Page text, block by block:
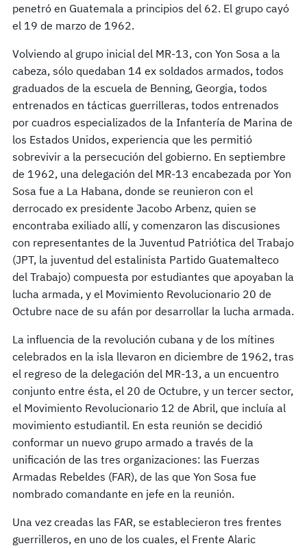
penetró en Guatemala a principios del 62. El grupo cayó
el 19 de marzo de 1962.
Volviendo al grupo inicial del MR-13, con Yon Sosa a la
cabeza, sólo quedaban 14 ex soldados armados, todos
graduados de la escuela de Benning, Georgia, todos
entrenados en tácticas guerrilleras, todos entrenados
por cuadros especializados de la Infantería de Marina de
los Estados Unidos, experiencia que les permitió
sobrevivir a la persecución del gobierno. En septiembre
de 1962, una delegación del MR-13 encabezada por Yon
Sosa fue a La Habana, donde se reunieron con el
derrocado ex presidente Jacobo Arbenz, quien se
encontraba exiliado allí, y comenzaron las discusiones
con representantes de la Juventud Patriótica del Trabajo
(JPT, la juventud del estalinista Partido Guatemalteco
del Trabajo) compuesta por estudiantes que apoyaban la
lucha armada, y el Movimiento Revolucionario 20 de
Octubre nace de su afán por desarrollar la lucha armada.
La influencia de la revolución cubana y de los mítines
celebrados en la isla llevaron en diciembre de 1962, tras
el regreso de la delegación del MR-13, a un encuentro
conjunto entre ésta, el 20 de Octubre, y un tercer sector,
el Movimiento Revolucionario 12 de Abril, que incluía al
movimiento estudiantil. En esta reunión se decidió
conformar un nuevo grupo armado a través de la
unificación de las tres organizaciones: las Fuerzas
Armadas Rebeldes (FAR), de las que Yon Sosa fue
nombrado comandante en jefe en la reunión.
Una vez creadas las FAR, se establecieron tres frentes
guerrilleros, en uno de los cuales, el Frente Alaric